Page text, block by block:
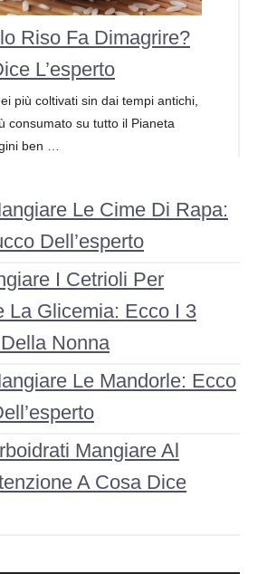
Riso Fa Dimagrire?
L’esperto
più coltivati sin dai tempi antichi,
consumato su tutto il Pianeta
ben …
Le Cime Di Rapa:
Dell’esperto
I Cetrioli Per
La Glicemia: Ecco I 3
Nonna
Le Mandorle: Ecco
Mangiare Al
A Cosa Dice